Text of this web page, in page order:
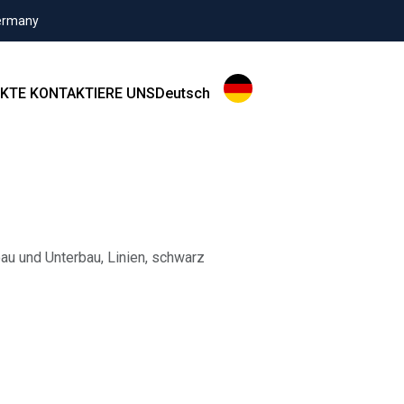
KONTAKTIERE UNSDeutsch
und Unterbau, Linien, schwarz